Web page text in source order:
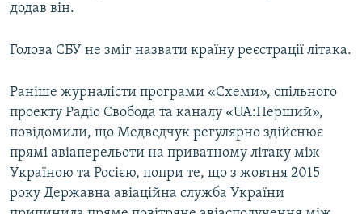
додав він.
Голова СБУ не зміг назвати країну реєстрації літака.
Раніше журналісти програми «Схеми», спільного
проекту Радіо Свобода та каналу «UA:Перший»,
повідомили, що Медведчук регулярно здійснює
прямі авіаперельоти на приватному літаку між
Україною та Росією, попри те, що з жовтня 2015
року Державна авіаційна служба України